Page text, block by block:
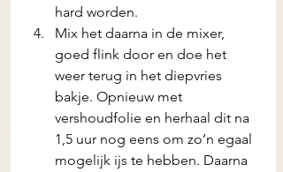
hard worden.
Mix het daarna in de mixer,
goed flink door en doe het
weer terug in het diepvries
bakje. Opnieuw met
vershoudfolie en herhaal dit na
1,5 uur nog eens om zo’n egaal
mogelijk ijs te hebben. Daarna